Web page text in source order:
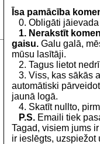
Īsa pamācība
0. Obligāti jāievada
1. Nerakstīt
gaisu. Galu galā,
mūsu lasītāji.
2. Tagus lietot
3. Viss, kas sākās
automātiski
jaunā logā.
4. Skatīt nullto,
P.S. Emaili tiek
Tagad, visiem jums
ir ieslēgts, uzspiežot